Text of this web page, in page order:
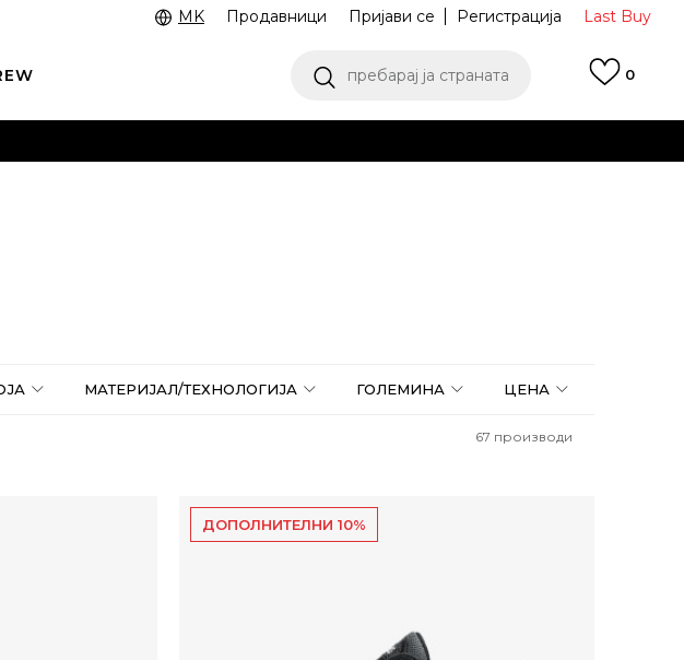
Last Buy
Пријави се Регистрација
Продавници
MK
пребарај ја страната 0
МАТЕРИЈАЛ/ТЕХНОЛОГИЈА ГОЛЕМИНА ЦЕНА
67 производи
ДОПОЛНИТЕЛНИ 10%